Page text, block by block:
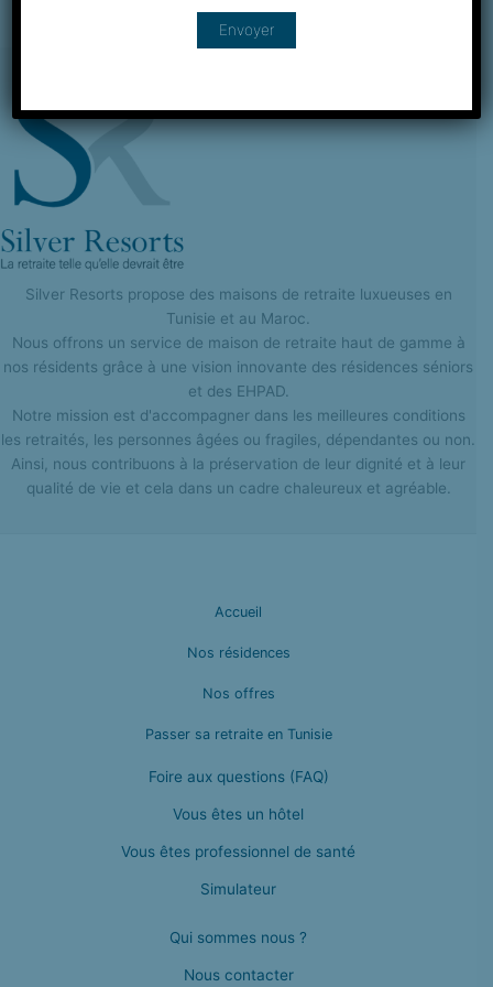
Silver Resorts propose des maisons de retraite luxueuses en
Tunisie et au Maroc.
Nous offrons un service de maison de retraite haut de gamme à
nos résidents grâce à une vision innovante des résidences séniors
et des EHPAD.
Notre mission est d'accompagner dans les meilleures conditions
les retraités, les personnes âgées ou fragiles, dépendantes ou non.
Ainsi, nous contribuons à la préservation de leur dignité et à leur
qualité de vie et cela dans un cadre chaleureux et agréable.
Accueil
Nos résidences
Nos offres
Passer sa retraite en Tunisie
Foire aux questions (FAQ)
Vous êtes un hôtel
Vous êtes professionnel de santé
Simulateur
Qui sommes nous ?
Nous contacter